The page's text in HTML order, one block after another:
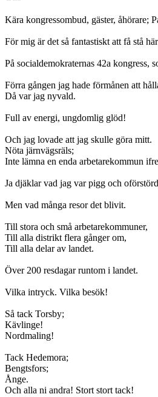
Kära kongressombud, gäster, åhörare;
För mig är det så fantastiskt att få stå
På socialdemokraternas 42a kongress,
Förra gången jag hade förmånen att
Då var jag nyvald.
Full av energi, ungdomlig glöd!
Och jag lovade att jag skulle göra mitt.
Nöta järnvägsräls;
Inte lämna en enda arbetarekommun
Ja djäklar vad jag var pigg och
Men vad många resor det blivit.
Till stora och små arbetarekommuner,
Till alla distrikt flera gånger om,
Till alla delar av landet.
Över 200 resdagar runtom i landet.
Vilka intryck. Vilka besök!
Så tack Torsby;
Kävlinge!
Nordmaling!
Tack Hedemora;
Bengtsfors;
Ånge.
Och alla ni andra! Stort stort tack!